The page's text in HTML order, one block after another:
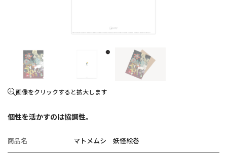
画像をクリックすると拡大します
個性を活かすのは協調性。
商品名 マトメムシ 妖怪絵巻